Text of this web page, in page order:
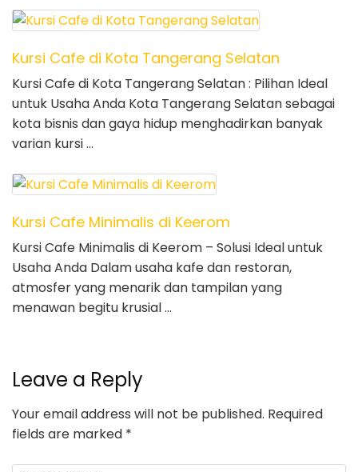
Kursi Cafe di Kota Tangerang Selatan
Kursi Cafe di Kota Tangerang Selatan : Pilihan Ideal
untuk Usaha Anda Kota Tangerang Selatan sebagai
kota bisnis dan gaya hidup menghadirkan banyak
varian kursi …
Kursi Cafe Minimalis di Keerom
Kursi Cafe Minimalis di Keerom – Solusi Ideal untuk
Usaha Anda Dalam usaha kafe dan restoran,
atmosfer yang menarik dan tampilan yang
menawan begitu krusial …
Leave a Reply
Your email address will not be published. Required
fields are marked *